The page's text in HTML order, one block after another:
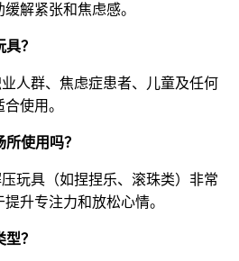
解紧张和焦虑感。
？
人群、焦虑症患者、儿童及任何
使用。
使用吗？
玩具（如捏捏乐、滚珠类）非常
升专注力和放松心情。
？